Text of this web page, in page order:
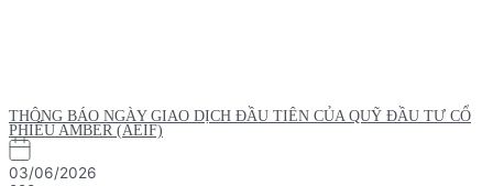
THÔNG BÁO NGÀY GIAO DỊCH ĐẦU TIÊN CỦA QUỸ ĐẦU TƯ CỔ
PHIẾU AMBER (AEIF)
03/06/2026